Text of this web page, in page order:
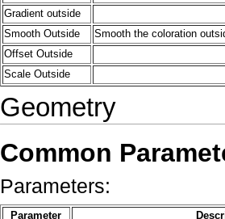
Gradient outside
Smooth Outside
Smooth the coloration
Offset Outside
Scale Outside
Geometry
Common
Parameters:
Parameter